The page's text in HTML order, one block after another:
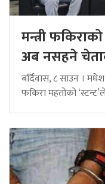
मन्त्री
अब नसहने
बर्दिवास, ८ साउन ।
फकिरा महतोको